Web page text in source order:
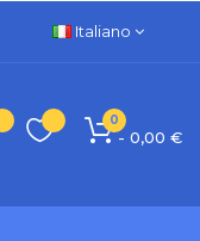
Italiano
0
- 0,00 €